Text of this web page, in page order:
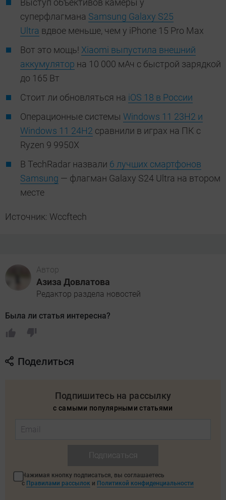
Выступ объективов камеры у
суперфлагмана Samsung Galaxy S25
Ultra вдвое меньше, чем у iPhone 15 Pro Max
Вот это мощь! Xiaomi выпустила внешний
аккумулятор на 10 000 мАч с быстрой зарядкой
до 165 Вт
Стоит ли обновляться на iOS 18 в России
Операционные системы Windows 11 23H2 и
Windows 11 24H2 сравнили в играх на ПК с
Ryzen 9 9950X
В TechRadar назвали 6 лучших смартфонов
Samsung — флагман Galaxy S24 Ultra на втором
месте
Источник: Wccftech
Автор
Азиза Довлатова
Редактор раздела новостей
Была ли статья интересна?
Поделиться
Подпишитесь на рассылку
с самыми популярными статьями
Нажимая кнопку подписаться, вы соглашаетесь
с Правилами рассылок и Политикой конфиденциальности